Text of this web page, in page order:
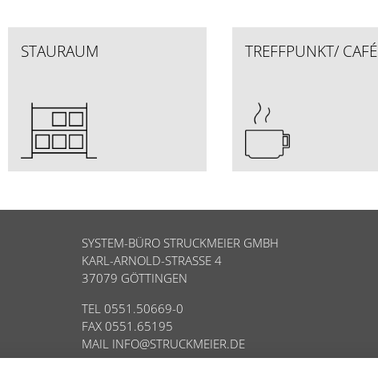
STAURAUM TREFFPUNKT/ CAFÉ
SYSTEM-BÜRO STRUCKMEIER GMBH
KARL-ARNOLD-STRASSE 4
37079 GÖTTINGEN
TEL 0551.50669-0
FAX 0551.65195
MAIL INFO@STRUCKMEIER.DE